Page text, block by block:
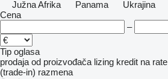
Južna Afrika
Panama Ukrajina
Cena
–
Tip oglasa
prodaja od proizvođača lizing kredit na rate
(trade-in) razmena